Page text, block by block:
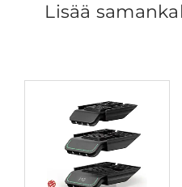
Lisää